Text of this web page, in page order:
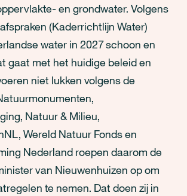
en grondwater. Volgens
(Kaderrichtlijn Water)
water in 2027 schoon en
gaat met het huidige beleid en
niet lukken volgens de
Natuur & Milieu,
Wereld Natuur Fonds en
Nederland roepen daarom de
van Nieuwenhuizen op om
te nemen. Dat doen zij in